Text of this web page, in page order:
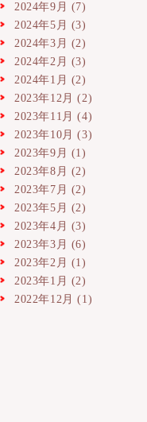
2024年9月 (7)
2024年5月 (3)
2024年3月 (2)
2024年2月 (3)
2024年1月 (2)
2023年12月 (2)
2023年11月 (4)
2023年10月 (3)
2023年9月 (1)
2023年8月 (2)
2023年7月 (2)
2023年5月 (2)
2023年4月 (3)
2023年3月 (6)
2023年2月 (1)
2023年1月 (2)
2022年12月 (1)